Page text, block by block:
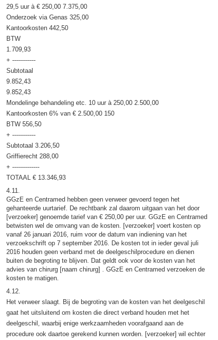
29,5 uur à € 250,00 7.375,00
Onderzoek via Genas 325,00
Kantoorkosten 442,50
BTW
1.709,93
+ ------------
Subtotaal
9.852,43
9.852,43
Mondelinge behandeling etc. 10 uur à 250,00 2.500,00
Kantoorkosten 6% van € 2.500,00 150
BTW 556,50
+ ------------
Subtotaal 3.206,50
Griffierecht 288,00
+ --------------
TOTAAL € 13.346,93
4.11.
GGzE en Centramed hebben geen verweer gevoerd tegen het
gehanteerde uurtarief. De rechtbank zal daarom uitgaan van het door
[verzoeker] genoemde tarief van € 250,00 per uur. GGzE en Centramed
betwisten wel de omvang van de kosten. [verzoeker] voert kosten op
vanaf 26 januari 2016, ruim voor de datum van indiening van het
verzoekschrift op 7 september 2016. De kosten tot in ieder geval juli
2016 houden geen verband met de deelgeschilprocedure en dienen
buiten de begroting te blijven. Dat geldt ook voor de kosten van het
advies van chirurg [naam chirurg] . GGzE en Centramed verzoeken de
kosten te matigen.
4.12.
Het verweer slaagt. Bij de begroting van de kosten van het deelgeschil
gaat het uitsluitend om kosten die direct verband houden met het
deelgeschil, waarbij enige werkzaamheden voorafgaand aan de
procedure ook daartoe gerekend kunnen worden. [verzoeker] wil echter